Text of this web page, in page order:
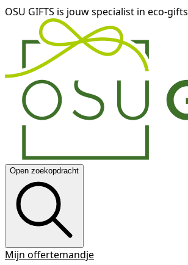
OSU GIFTS is jouw specialist in eco-gifts
Open zoekopdracht
Mijn offertemandje